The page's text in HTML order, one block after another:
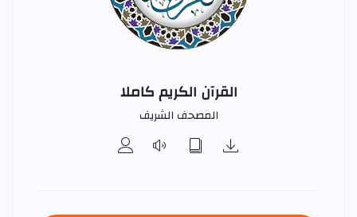
القرآن الكريم كاملا
المصحف الشريف